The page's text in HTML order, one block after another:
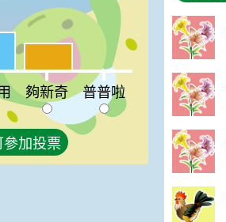
:44%
夠新奇:31%
普普啦:0%
夠新奇 普普啦
參加投票